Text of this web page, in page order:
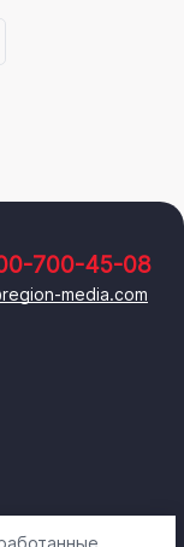
700-45-08
media.com